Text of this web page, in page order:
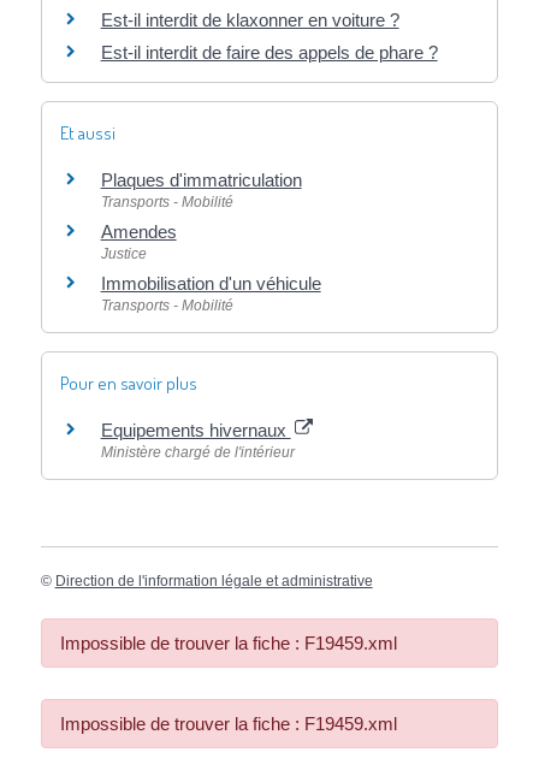
Est-il interdit de klaxonner en voiture ?
Est-il interdit de faire des appels de phare ?
Et aussi
Plaques d'immatriculation
Transports - Mobilité
Amendes
Justice
Immobilisation d'un véhicule
Transports - Mobilité
Pour en savoir plus
Equipements hivernaux
Ministère chargé de l'intérieur
© Direction de l'information légale et administrative
Impossible de trouver la fiche : F19459.xml
Impossible de trouver la fiche : F19459.xml